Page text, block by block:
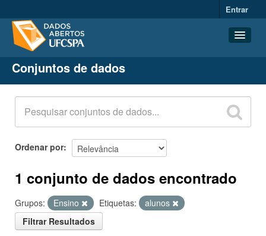
Entrar
Conjuntos de dados
Organizações
Grupos
Sobre
Conjuntos de dados
Ordenar por
1 conjunto de dados encontrado
Grupos: Ensino Etiquetas:
alunos
Filtrar Resultados